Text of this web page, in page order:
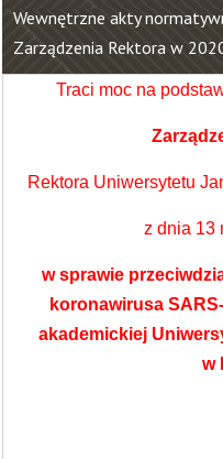
Wewnętrzne akty
Zarządzenia Rektora w
Traci moc na
Rektora Uniwersytetu
z dnia 13
w sprawie
koronawirusa
akademickiej
w